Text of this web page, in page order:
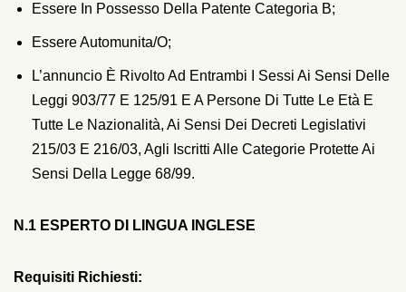
Essere In Possesso Della Patente Categoria B;
Essere Automunita/o;
L’annuncio È Rivolto Ad Entrambi I Sessi Ai Sensi Delle
Leggi 903/77 E 125/91 E A Persone Di Tutte Le Età E
Tutte Le Nazionalità, Ai Sensi Dei Decreti Legislativi
215/03 E 216/03, Agli Iscritti Alle Categorie Protette Ai
Sensi Della Legge 68/99.
N.1 ESPERTO DI LINGUA INGLESE
REquisiti Richiesti: